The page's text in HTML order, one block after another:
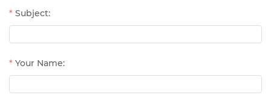
Subject:
Your Name: